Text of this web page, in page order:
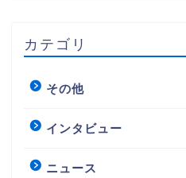
カテゴリ
その他
インタビュー
ニュース